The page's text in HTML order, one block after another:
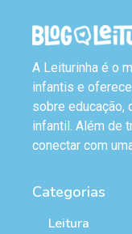
A Leiturinha é o
infantis e
sobre educação,
infantil. Além de
conectar com
Categorias
Leitura